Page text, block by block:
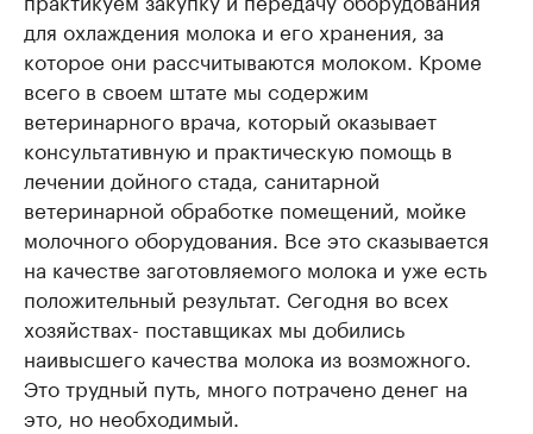
для охлаждения молока и его хранения, за
которое они рассчитываются молоком. Кроме
всего в своем штате мы содержим
ветеринарного врача, который оказывает
консультативную и практическую помощь в
лечении дойного стада, санитарной
ветеринарной обработке помещений, мойке
молочного оборудования. Все это сказывается
на качестве заготовляемого молока и уже есть
положительный результат. Сегодня во всех
хозяйствах- поставщиках мы добились
наивысшего качества молока из возможного.
Это трудный путь, много потрачено денег на
это, но необходимый.